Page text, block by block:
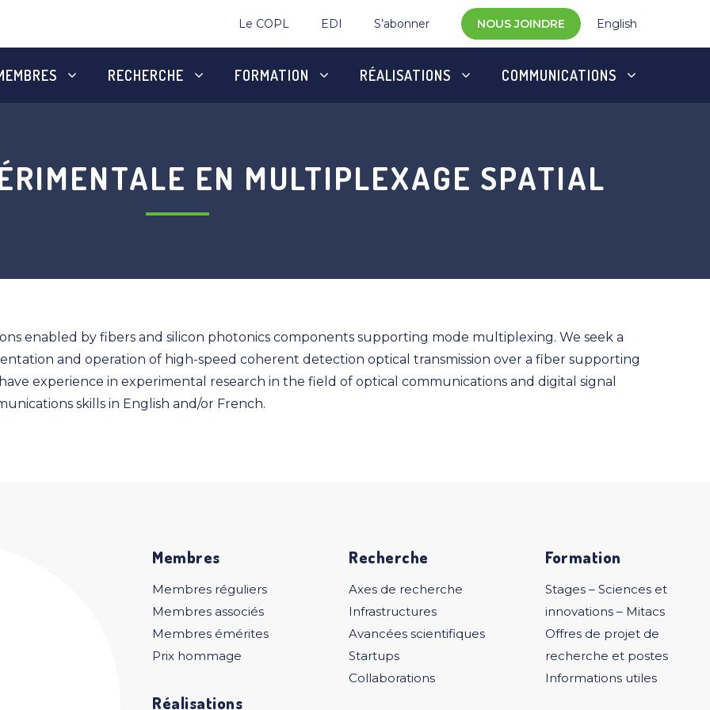
Le COPL EDI S’abonner NOUS JOINDRE English
RECHERCHE FORMATION RÉALISATIONS COMMUNICATIONS
EN MULTIPLEXAGE SPATIAL
enabled by fibers and silicon photonics components supporting mode multiplexing. We seek a
and operation of high-speed coherent detection optical transmission over a fiber supporting
experience in experimental research in the field of optical communications and digital signal
skills in English and/or French.
Membres
Membres réguliers
Membres associés
Membres émérites
Prix hommage
Réalisations
Recherche
Axes de recherche
Infrastructures
Avancées scientifiques
Startups
Collaborations
Formation
Stages – Sciences et
innovations – Mitacs
Offres de projet de
recherche et postes
Informations utiles